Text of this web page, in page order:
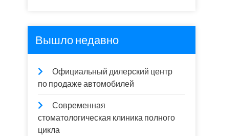
Вышло недавно
Официальный дилерский центр
по продаже автомобилей
Современная
стоматологическая клиника полного
цикла